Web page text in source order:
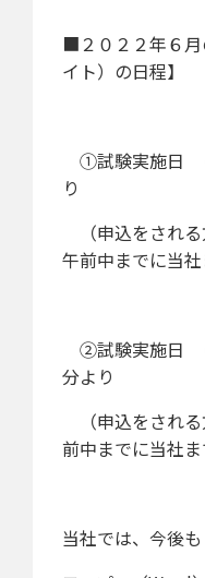
■２０２２年６月
イト）の日程】
①試験実施日
り
（申込をされる
午前中までに当社
②試験実施日
分より
（申込をされ
前中までに当社ま
当社では、今後も